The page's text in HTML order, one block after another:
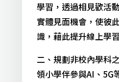
學習，透過相見歡活
實體見面機會，使彼
識，藉此提升線上學
二、規劃非校內學科
領小學伴參與AI、5G